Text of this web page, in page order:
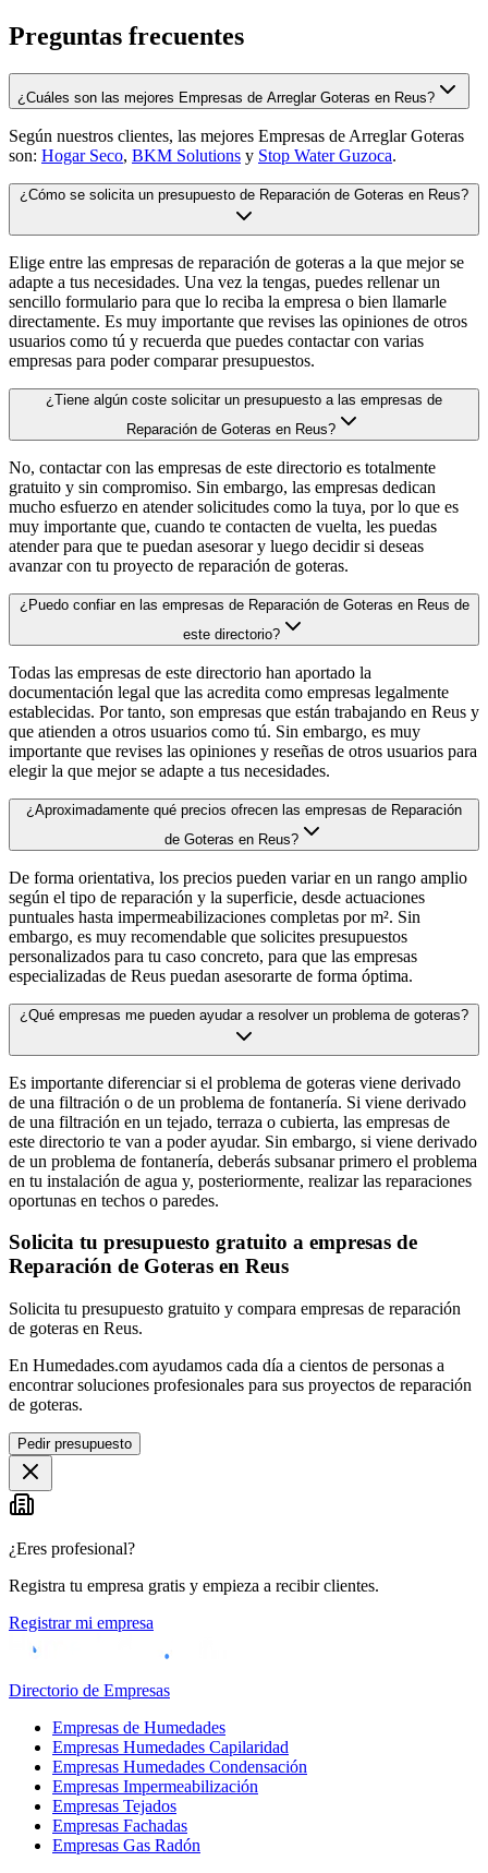
Preguntas frecuentes
¿Cuáles son las mejores Empresas de Arreglar Goteras en Reus?
Según nuestros clientes, las mejores Empresas de Arreglar Goteras
son: Hogar Seco, BKM Solutions y Stop Water Guzoca.
¿Cómo se solicita un presupuesto de Reparación de Goteras en Reus?
Elige entre las empresas de reparación de goteras a la que mejor se
adapte a tus necesidades. Una vez la tengas, puedes rellenar un
sencillo formulario para que lo reciba la empresa o bien llamarle
directamente. Es muy importante que revises las opiniones de otros
usuarios como tú y recuerda que puedes contactar con varias
empresas para poder comparar presupuestos.
¿Tiene algún coste solicitar un presupuesto a las empresas de
Reparación de Goteras en Reus?
No, contactar con las empresas de este directorio es totalmente
gratuito y sin compromiso. Sin embargo, las empresas dedican
mucho esfuerzo en atender solicitudes como la tuya, por lo que es
muy importante que, cuando te contacten de vuelta, les puedas
atender para que te puedan asesorar y luego decidir si deseas
avanzar con tu proyecto de reparación de goteras.
¿Puedo confiar en las empresas de Reparación de Goteras en Reus de
este directorio?
Todas las empresas de este directorio han aportado la
documentación legal que las acredita como empresas legalmente
establecidas. Por tanto, son empresas que están trabajando en Reus y
que atienden a otros usuarios como tú. Sin embargo, es muy
importante que revises las opiniones y reseñas de otros usuarios para
elegir la que mejor se adapte a tus necesidades.
¿Aproximadamente qué precios ofrecen las empresas de Reparación
de Goteras en Reus?
De forma orientativa, los precios pueden variar en un rango amplio
según el tipo de reparación y la superficie, desde actuaciones
puntuales hasta impermeabilizaciones completas por m². Sin
embargo, es muy recomendable que solicites presupuestos
personalizados para tu caso concreto, para que las empresas
especializadas de Reus puedan asesorarte de forma óptima.
¿Qué empresas me pueden ayudar a resolver un problema de goteras?
Es importante diferenciar si el problema de goteras viene derivado
de una filtración o de un problema de fontanería. Si viene derivado
de una filtración en un tejado, terraza o cubierta, las empresas de
este directorio te van a poder ayudar. Sin embargo, si viene derivado
de un problema de fontanería, deberás subsanar primero el problema
en tu instalación de agua y, posteriormente, realizar las reparaciones
oportunas en techos o paredes.
Solicita tu presupuesto gratuito a empresas de
Reparación de Goteras en Reus
Solicita tu presupuesto gratuito y compara empresas de reparación
de goteras en Reus.
En Humedades.com ayudamos cada día a cientos de personas a
encontrar soluciones profesionales para sus proyectos de reparación
de goteras.
Pedir presupuesto
¿Eres profesional?
Registra tu empresa gratis y empieza a recibir clientes.
Registrar mi empresa
Directorio de Empresas
Empresas de Humedades
Empresas Humedades Capilaridad
Empresas Humedades Condensación
Empresas Impermeabilización
Empresas Tejados
Empresas Fachadas
Empresas Gas Radón